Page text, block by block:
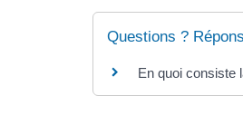
Questions ?
En quoi consiste